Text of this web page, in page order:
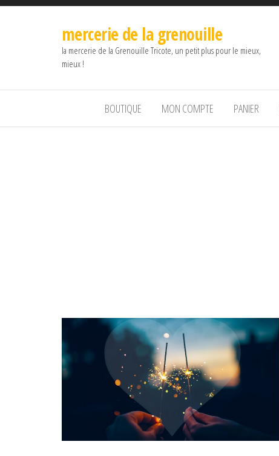
mercerie de la grenouille
la mercerie de la Grenouille Tricote, un petit plus pour le mieux,
mieux !
BOUTIQUE MON COMPTE PANIER